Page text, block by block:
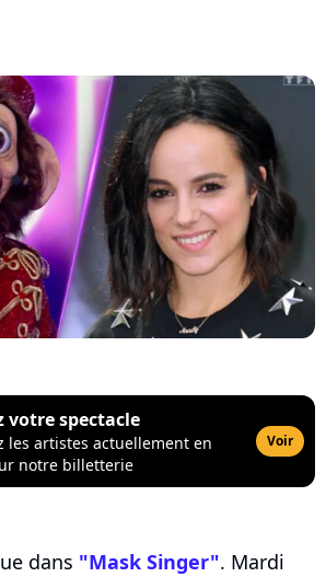
votre spectacle
les artistes actuellement en
notre billetterie
Voir
dans "Mask Singer". Mardi